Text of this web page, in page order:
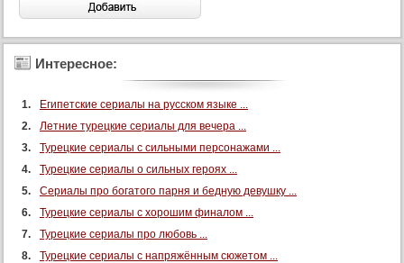
Интересное:
Египетские сериалы на русском языке ...
Летние турецкие сериалы для вечера ...
Турецкие сериалы с сильными персонажами ...
Турецкие сериалы о сильных героях ...
Сериалы про богатого парня и бедную девушку ...
Турецкие сериалы с хорошим финалом ...
Турецкие сериалы про любовь ...
Турецкие сериалы с напряжённым сюжетом ...